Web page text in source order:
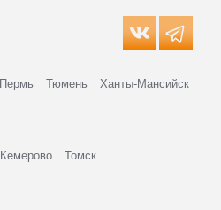
Пермь Тюмень Ханты-Мансийск
Кемерово Томск